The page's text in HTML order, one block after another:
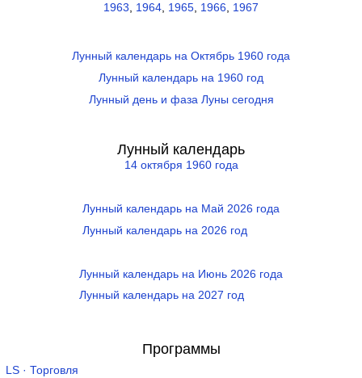
1963
1964 1965 1966 1967
Лунный календарь на Октябрь 1960 года
Лунный календарь на 1960 год
Лунный день и фаза Луны сегодня
Лунный календарь
14 октября 1960 года
Лунный календарь на Май 2026 года
Лунный календарь на 2026 год
Лунный календарь на Июнь 2026 года
Лунный календарь на 2027 год
Программы
LS · Торговля